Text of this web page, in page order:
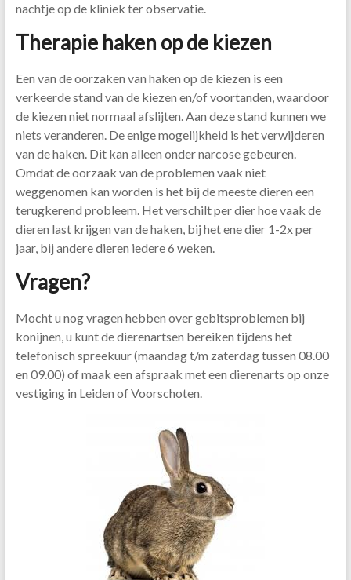
nachtje op de kliniek ter observatie.
Therapie haken op de kiezen
Een van de oorzaken van haken op de kiezen is een
verkeerde stand van de kiezen en/of voortanden, waardoor
de kiezen niet normaal afslijten. Aan deze stand kunnen we
niets veranderen. De enige mogelijkheid is het verwijderen
van de haken. Dit kan alleen onder narcose gebeuren.
Omdat de oorzaak van de problemen vaak niet
weggenomen kan worden is het bij de meeste dieren een
terugkerend probleem. Het verschilt per dier hoe vaak de
dieren last krijgen van de haken, bij het ene dier 1-2x per
jaar, bij andere dieren iedere 6 weken.
Vragen?
Mocht u nog vragen hebben over gebitsproblemen bij
konijnen, u kunt de dierenartsen bereiken tijdens het
telefonisch spreekuur (maandag t/m zaterdag tussen 08.00
en 09.00) of maak een afspraak met een dierenarts op onze
vestiging in Leiden of Voorschoten.